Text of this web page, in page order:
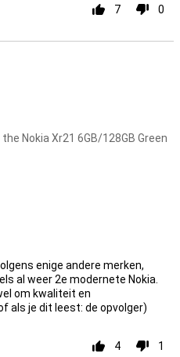
7 0
Nokia Xr21 6GB/128GB Green
enige andere merken,
al weer 2e modernete Nokia.
om kwaliteit en
als je dit leest: de opvolger)
4 1